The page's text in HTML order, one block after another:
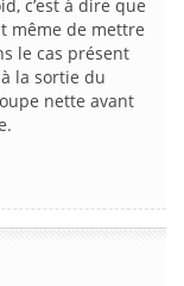
c’est à dire que
même de mettre
le cas présent
la sortie du
nette avant